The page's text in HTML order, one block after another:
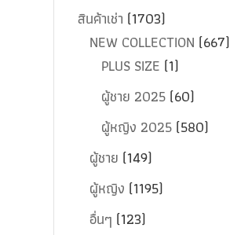
สินค้าเช่า (1703)
NEW COLLECTION (667)
PLUS SIZE (1)
ผู้ชาย 2025 (60)
ผู้หญิง 2025 (580)
ผู้ชาย (149)
ผู้หญิง (1195)
อื่นๆ (123)